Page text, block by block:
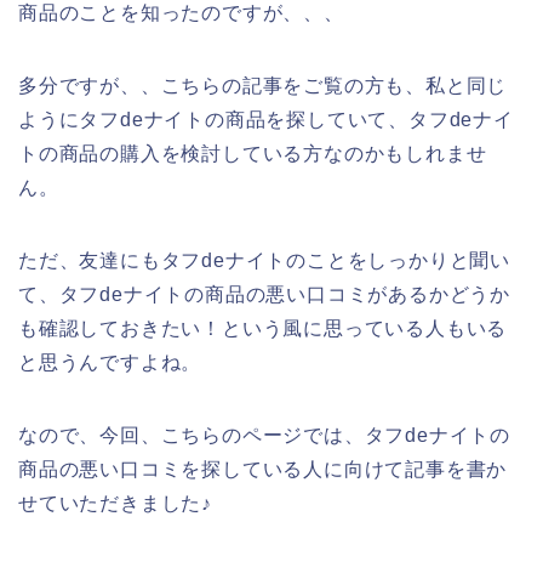
商品のことを知ったのですが、、、
多分ですが、、こちらの記事をご覧の方も、私と同じ
ようにタフdeナイトの商品を探していて、タフdeナイ
トの商品の購入を検討している方なのかもしれませ
ん。
ただ、友達にもタフdeナイトのことをしっかりと聞い
て、タフdeナイトの商品の悪い口コミがあるかどうか
も確認しておきたい！という風に思っている人もいる
と思うんですよね。
なので、今回、こちらのページでは、タフdeナイトの
商品の悪い口コミを探している人に向けて記事を書か
せていただきました♪